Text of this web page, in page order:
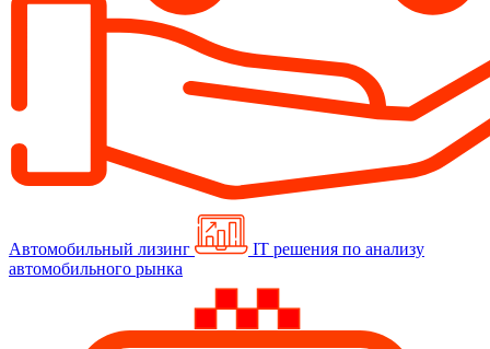
Автомобильный лизинг
IT решения по анализу
автомобильного рынка